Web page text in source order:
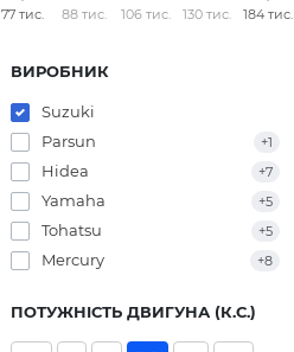
77 тис. 88 тис. 106 тис. 130 тис. 184 тис.
ВИРОБНИК
Suzuki
Parsun
+1
Hidea +7
Yamaha +5
Tohatsu +5
Mercury +8
ПОТУЖНІСТЬ ДВИГУНА (К.С.)